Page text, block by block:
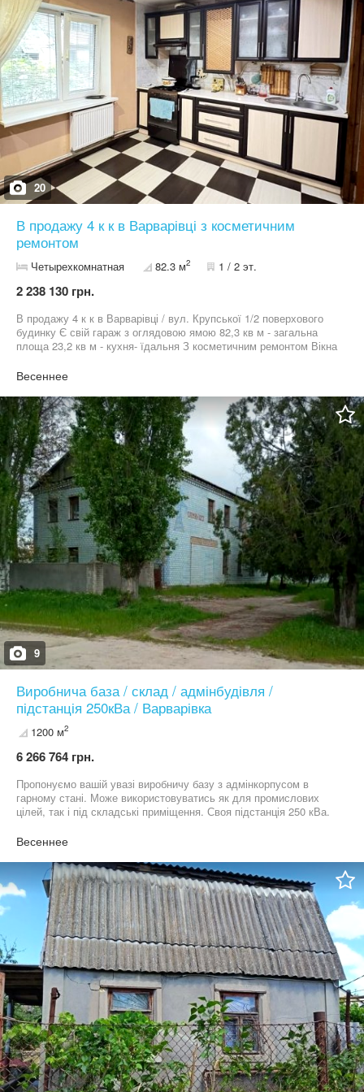
20
В продажу 4 к к в Варварівці з косметичним
ремонтом
Четырехкомнатная 82.3 м2 1 / 2 эт.
2 238 130 грн.
В продажу 4 к к в Варварівці / вул. Крупської 1/2 поверхового
будинку Є свій гараж з оглядовою ямою 82,3 кв м - загальна
площа 23,2 кв м - кухня- їдальня З косметичним ремонтом Вікна
Індивідуальне газове опалення Є можливість придбати діючий
Весеннее
9
Виробнича база / склад / адмінбудівля /
підстанція 250кВа / Варварівка
1200 м2
6 266 764 грн.
Пропонуємо вашій увазі виробничу базу з адмінкорпусом в
гарному стані. Може використовуватись як для промислових
цілей, так і під складські приміщення. Своя підстанція 250 кВа.
Весеннее